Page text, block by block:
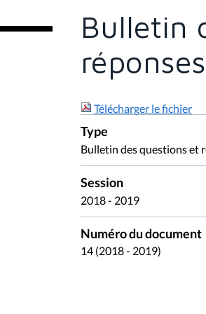
sBulletin
Télécharger le fichier
Type
Bulletin des questions et
Session
2018 - 2019
Numéro du document
14 (2018 - 2019)